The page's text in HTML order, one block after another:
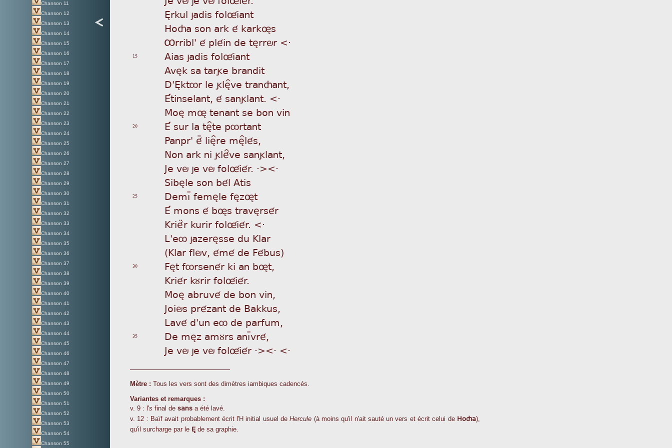
Chanson 11
Chanson 12
Chanson 13
Chanson 14
Chanson 15
Chanson 16
Chanson 17
Chanson 18
Chanson 19
Chanson 20
Chanson 21
Chanson 22
Chanson 23
Chanson 24
Chanson 25
Chanson 26
Chanson 27
Chanson 28
Chanson 29
Chanson 30
Chanson 31
Chanson 32
Chanson 33
Chanson 34
Chanson 35
Chanson 36
Chanson 37
Chanson 38
Chanson 39
Chanson 40
Chanson 41
Chanson 42
Chanson 43
Chanson 44
Chanson 45
Chanson 46
Chanson 47
Chanson 48
Chanson 49
Chanson 50
Chanson 51
Chanson 52
Chanson 53
Chanson 54
Chanson 55
Èrkul jadis folûiant
Hoça son ark é karkøs
Ôrribl' é pléin de tèrrör <·
15 Aias jadis folûiant
Avèk sa targe brandit
D'Èktôr le glè^ve trançant,
Étinselant, é sanglant. <·
Moè mø tenant se bon vin
20 É sur la tè^te pôrtant
Panpr' éÿ liè^re mè^lés,
Non ark ni glé^ve sanglant,
Je vö je vö folûiér. ·><·
Sibèle son bél Atis
25 Demìþ femèle fèzøt
É mons é bøs travèrsér
Kriéær kurir folûiér. <·
L'eô jazerèsse du Klar
(Klar flöv, émé de Fébus)
30 Fèt fôrsenér ki an bøt,
Kriér kùrir folûiér.
Moè abruvé de bon vin,
Joiös prézant de Bakkus,
Lavé d'un eô de parfum,
35 De mèz amùrs anìþvré,
Je vö je vö folûiér ·><· <·
Mètre : Tous les vers sont des dimètres iambiques cadencés.
Variantes et remarques :
v. 9 : l's final de sans a été lavé.
v. 12 : Baïf avait probablement écrit l'H initial usuel deHercule (à moins qu'il n'ait sauté un vers et écrit celui de Hoça),
qu'il surcharge par le È de sa graphie.